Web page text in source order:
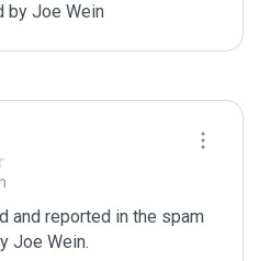
by Joe Wein
and reported in the spam
Joe Wein.